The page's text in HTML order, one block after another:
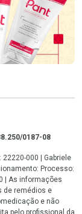
0187-08
22220-000 | Gabriele
Processo:
| As informações
de remédios e
e não
pelo profissional da